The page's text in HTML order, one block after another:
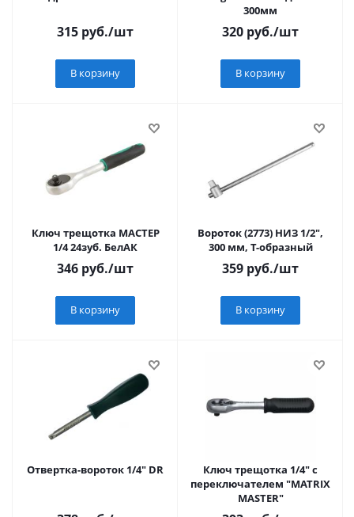
315 руб./шт
В корзину
300мм
320 руб./шт
В корзину
Ключ трещотка МАСТЕР
1/4 24зуб. БелАК
346 руб./шт
В корзину
Вороток (2773) НИЗ 1/2",
300 мм, Т-образный
359 руб./шт
В корзину
Отвертка-вороток 1/4" DR
Ключ трещотка 1/4" с
переключателем "MATRIX
MASTER"